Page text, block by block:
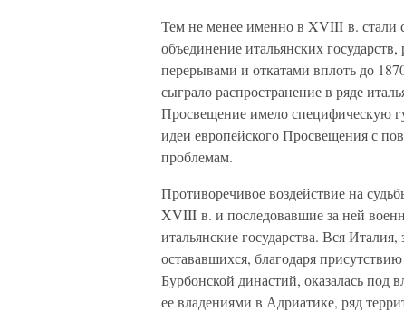
Тем не менее именно в XVIII в. стали
объединение итальянских
перерывами и откатами вплоть до
сыграло распространение в ряде
Просвещение имело специфическую
идеи европейского Просвещения с
проблемам.
Противоречивое воздействие на
XVIII в. и последовавшие за ней
итальянские государства. Вся
остававшихся, благодаря
Бурбонской династий, оказалась
ее владениями в Адриатике, ряд